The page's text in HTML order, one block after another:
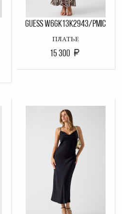
GUESS W6GK13K2943/PMIC
ПЛАТЬЕ
15 300